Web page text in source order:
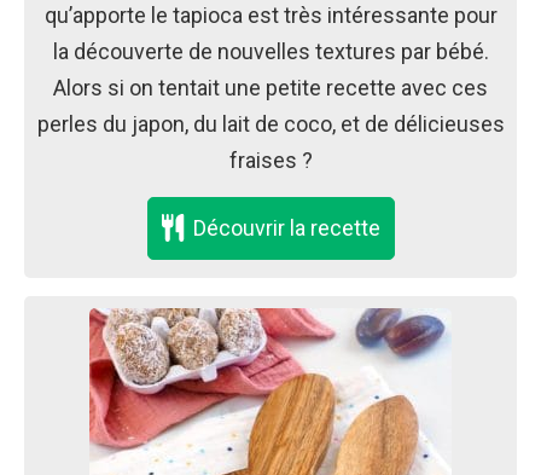
qu’apporte le tapioca est très intéressante pour
la découverte de nouvelles textures par bébé.
Alors si on tentait une petite recette avec ces
perles du japon, du lait de coco, et de délicieuses
fraises ?
Découvrir la recette